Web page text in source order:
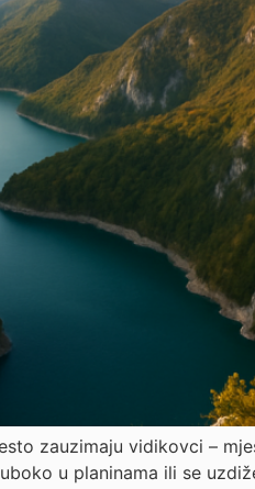
zauzimaju vidikovci –
u planinama ili se